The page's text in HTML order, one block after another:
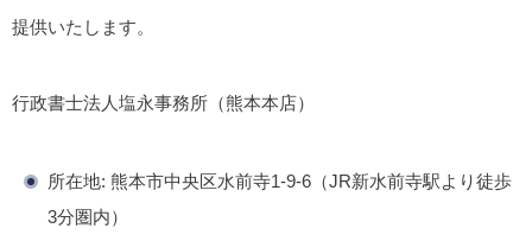
提供いたします。
行政書士法人塩永事務所（熊本本店）
所在地: 熊本市中央区水前寺1-9-6（JR新水前寺駅より徒歩
3分圏内）